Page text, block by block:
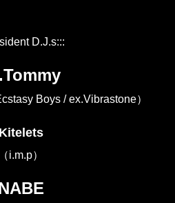
D.J.s:::
Boys / ex.Vibrastone）
Kitelets
（i.m.p）